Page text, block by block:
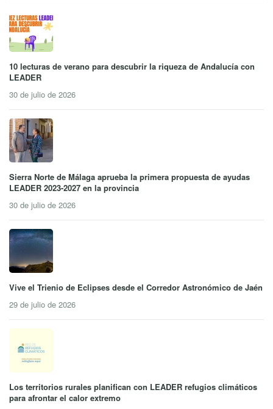
10 lecturas de verano para descubrir la riqueza de Andalucía con
LEADER
30 de julio de 2026
Sierra Norte de Málaga aprueba la primera propuesta de ayudas
LEADER 2023-2027 en la provincia
30 de julio de 2026
Vive el Trienio de Eclipses desde el Corredor Astronómico de Jaén
29 de julio de 2026
Los territorios rurales planifican con LEADER refugios climáticos
para afrontar el calor extremo